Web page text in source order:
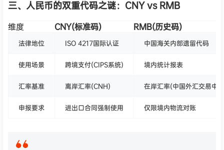
三、人民币的双重代码之谜：CNY vs RMB
维度 CNY(标准码) RMB(历史码)
法律地位 ISO 4217国际认证 中国海关内部遗留代码
使用场景 跨境支付(CIPS系统) 境内统计报表
汇率基准 离岸汇率(CNH) 在岸汇率(中国外汇交易中
申报要求 进出口合同强制使用 仅限境内物流对账